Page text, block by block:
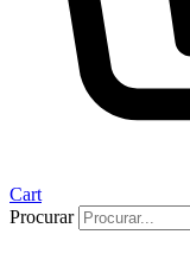
Cart
Procurar